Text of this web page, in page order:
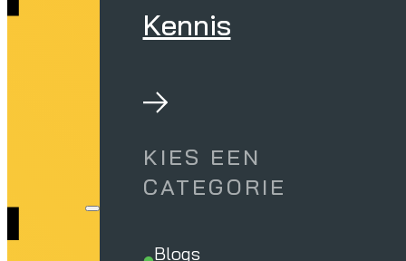
Kennis
KIES EEN
CATEGORIE
Blogs